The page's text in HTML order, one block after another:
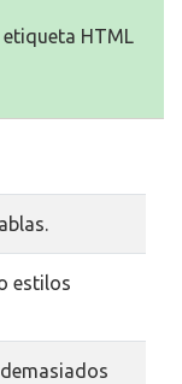
HTML
estilos